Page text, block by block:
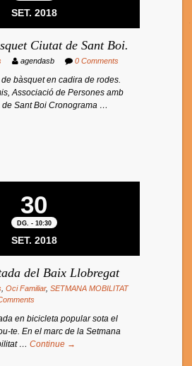
SET. 2018
Ciutat de Sant Boi.
agendasb 0 Comments
bàsquet en cadira de rodes.
Associació de Persones amb
de Sant Boi Cronograma …
30
DG. - 10:30
SET. 2018
del Baix Llobregat
Oci Familiar, SETMANA MOBILITAT
en bicicleta popular sota el
te. En el marc de la Setmana
… Continue →